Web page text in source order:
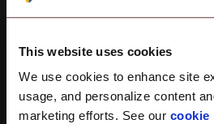
This website uses cookies
We use cookies to enhance site
usage, and personalize content
marketing efforts. See our cookie
accedere
Limita/